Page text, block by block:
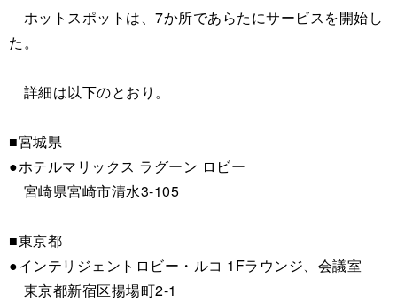
その他
ホットスポットは、7か所であらたにサービスを開始し
た。
詳細は以下のとおり。
■宮城県
●ホテルマリックス ラグーン ロビー
宮崎県宮崎市清水3-105
■東京都
●インテリジェントロビー・ルコ 1Fラウンジ、会議室
東京都新宿区揚場町2-1